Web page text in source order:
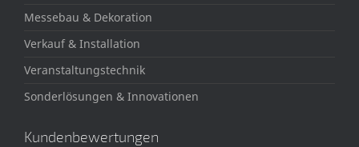
Messebau & Dekoration
Verkauf & Installation
Veranstaltungstechnik
Sonderlösungen & Innovationen
Kundenbewertungen